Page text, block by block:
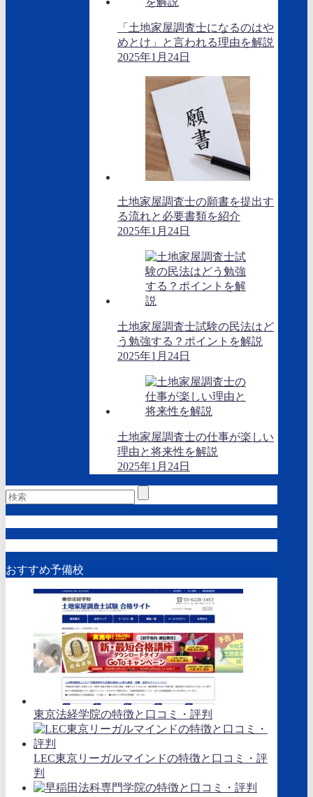
「土地家屋調査士になるのはや
めとけ」と言われる理由を解説
2025年1月24日
土地家屋調査士の願書を提出す
る流れと必要書類を紹介
2025年1月24日
土地家屋調査士試験の民法はど
う勉強する？ポイントを解説
2025年1月24日
土地家屋調査士の仕事が楽しい
理由と将来性を解説
2025年1月24日
おすすめ予備校
東京法経学院の特徴と口コミ・評判
LEC東京リーガルマインドの特徴と口コミ・評
判